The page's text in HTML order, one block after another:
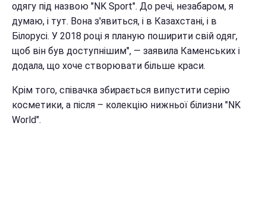
одягу під назвою "NK Sport". До речі, незабаром, я
думаю, і тут. Вона з'явиться, і в Казахстані, і в
Білорусі. У 2018 році я планую поширити свій одяг,
щоб він був доступнішим", — заявила Каменських і
додала, що хоче створювати більше краси.
Крім того, співачка збирається випустити серію
косметики, а після – колекцію нижньої білизни "NK
World".